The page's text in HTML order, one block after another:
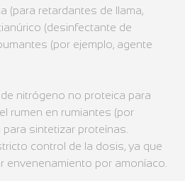
(para retardantes de llama,
(desinfectante de
(por ejemplo, agente
nitrógeno no proteica para
rumen en rumiantes (por
sintetizar proteínas.
control de la dosis, ya que
envenenamiento por amoníaco.